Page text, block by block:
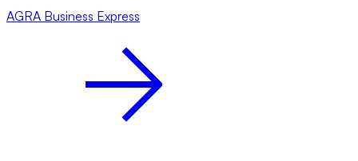
AGRA Business Express